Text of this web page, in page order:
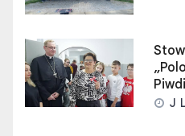
J